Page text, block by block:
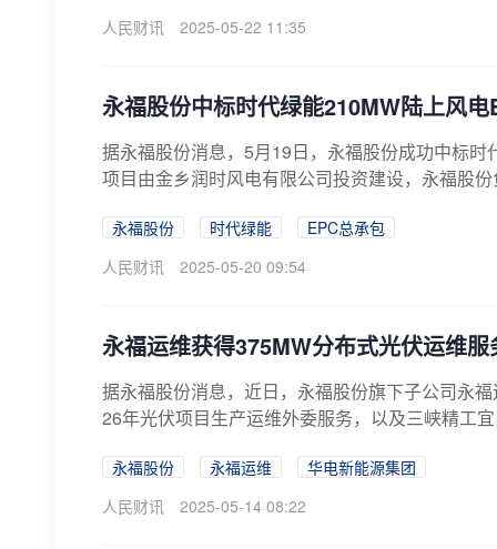
人民财讯
2025-05-22 11:35
永福股份中标时代绿能210MW陆上风
据永福股份消息，5月19日，永福股份成功中标
项目由金乡润时风电有限公司投资建设，永福股
永福股份 时代绿能
EPC总承包
人民财讯
2025-05-20 09:54
永福运维获得375MW分布式光伏运维服
据永福股份消息，近日，永福股份旗下子公司永
26年光伏项目生产运维外委服务，以及三峡精工
永福股份 永福运维
华电新能源集团
人民财讯
2025-05-14 08:22